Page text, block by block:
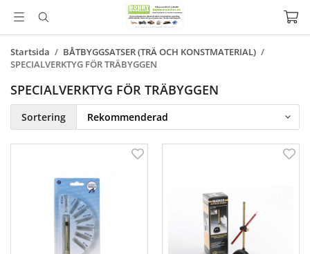
Startsida / BÅTBYGGSATSER (TRÄ OCH KONSTMATERIAL) /
SPECIALVERKTYG FÖR TRÄBYGGEN
SPECIALVERKTYG FÖR TRÄBYGGEN
Sortering